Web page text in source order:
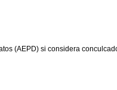
(AEPD) si considera